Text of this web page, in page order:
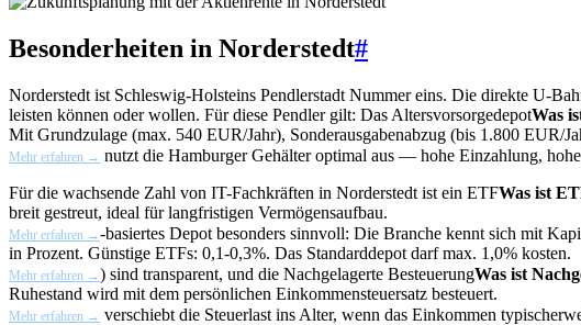
Besonderheiten in Norderstedt#
Norderstedt ist Schleswig-Holsteins Pendlerstadt Nummer eins. Die direkte U-
leisten können oder wollen. Für diese Pendler gilt: Das AltersvorsorgedepotWas
Mit Grundzulage (max. 540 EUR/Jahr), Sonderausgabenabzug (bis 1.800 EUR/
Mehr erfahren → nutzt die Hamburger Gehälter optimal aus — hohe Einzahlung,
Für die wachsende Zahl von IT-Fachkräften in Norderstedt ist ein ETFWas ist
breit gestreut, ideal für langfristigen Vermögensaufbau.
Mehr erfahren →-basiertes Depot besonders sinnvoll: Die Branche kennt sich mit
in Prozent. Günstige ETFs: 0,1-0,3%. Das Standarddepot darf max. 1,0% kosten.
Mehr erfahren →) sind transparent, und die Nachgelagerte BesteuerungWas ist
Ruhestand wird mit dem persönlichen Einkommensteuersatz besteuert.
Mehr erfahren → verschiebt die Steuerlast ins Alter, wenn das Einkommen